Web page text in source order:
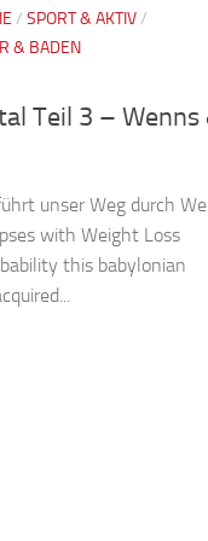
/ SPORT & AKTIV/
& BADEN
Teil 3 – Wenns
unser Weg durch
with Weight Loss
this babylonian